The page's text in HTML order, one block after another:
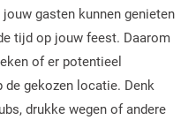
gasten kunnen genieten
tijd op jouw feest. Daarom
of er potentieel
gekozen locatie. Denk
drukke wegen of andere